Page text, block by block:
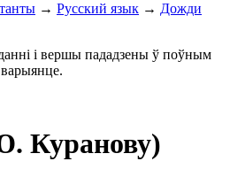
→ Русский язык → Дожди
і вершы пададзены ў поўным
варыянце.
Куранову)